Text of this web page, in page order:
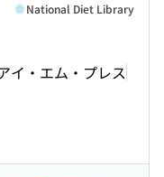
イ・エム・プレス
National Diet Library